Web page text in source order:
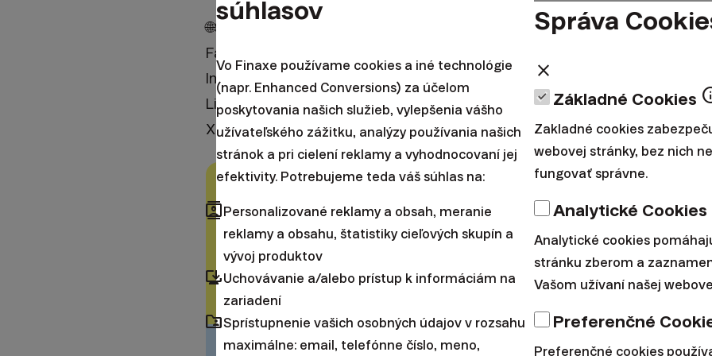
🌐SOCIÁLNE SIETE
Facebook: / finaxocp
Instagram: / finax_sk
LinkedIn:https://finax.tech/linkedin
X (Twitter): / finaxinvesting
Upozornenie:
Tento článok poskytuje marketingové informácie o produktoch
a.s. S investovaním sa spája riziko a minulé výnosy nie sú zárukou budúcich
riziká, ktoré podstupujete pri investovaní.
Daňové oslobodenia sa vzťahujú výhradne na rezidentov danej krajiny a môžu sa
konkrétnych daňových zákonov. Pozrite si naše prebiehajúce aj ukončené akcie.
súhlasov
Vo Finaxe používame cookies a iné technológie
(napr. Enhanced Conversions) za účelom
poskytovania našich služieb, vylepšenia vášho
užívateľského zážitku, analýzy používania našich
stránok a pri cielení reklamy a vyhodnocovaní jej
efektivity. Potrebujeme teda váš súhlas na:
contactsPersonalizované reklamy a obsah, meranie
reklamy a obsahu, štatistiky cieľových skupín a
vývoj produktov
browser_updatedUchovávanie a/alebo prístup k informáciám na
zariadení
folder_sharedSprístupnenie vašich osobných údajov v rozsahu
maximálne: email, telefónne číslo, meno,
Správa
close
Základné Cookies
Zakladné cookies
webovej stránky, bez nich
fungovať správne.
Analytické Cookies
Analytické cookies
stránku zberom a
Vašom užívaní našej
Preferenčné
Preferenčné cookies